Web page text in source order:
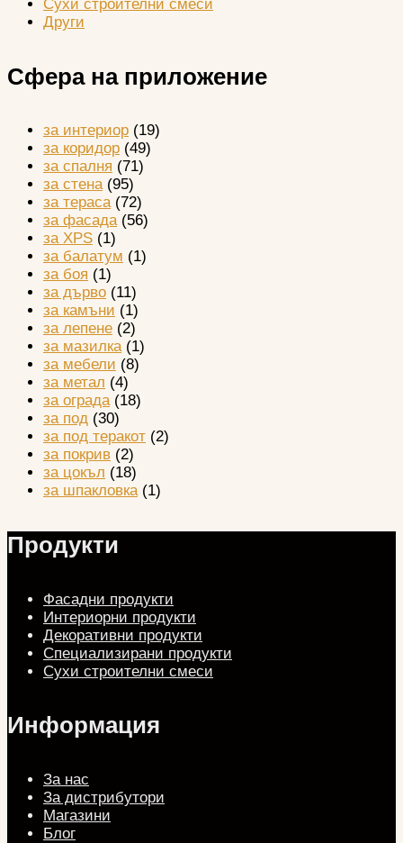
Сухи строителни смеси
Други
Сфера на приложение
за интериор (19)
за коридор (49)
за спалня (71)
за стена (95)
за тераса (72)
за фасада (56)
за XPS (1)
за балатум (1)
за боя (1)
за дърво (11)
за камъни (1)
за лепене (2)
за мазилка (1)
за мебели (8)
за метал (4)
за ограда (18)
за под (30)
за под теракот (2)
за покрив (2)
за цокъл (18)
за шпакловка (1)
Продукти
Фасадни продукти
Интериорни продукти
Декоративни продукти
Специализирани продукти
Сухи строителни смеси
Информация
За нас
За дистрибутори
Магазини
Блог